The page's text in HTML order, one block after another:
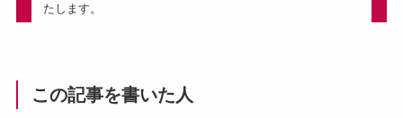
たします。
この記事を書いた人